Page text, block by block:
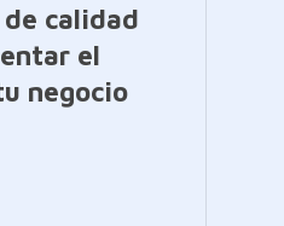
calidad
el
negocio